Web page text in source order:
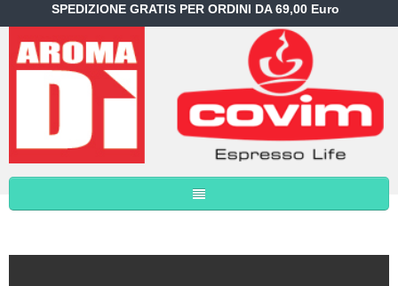
SPEDIZIONE GRATIS PER ORDINI DA 69,00 Euro